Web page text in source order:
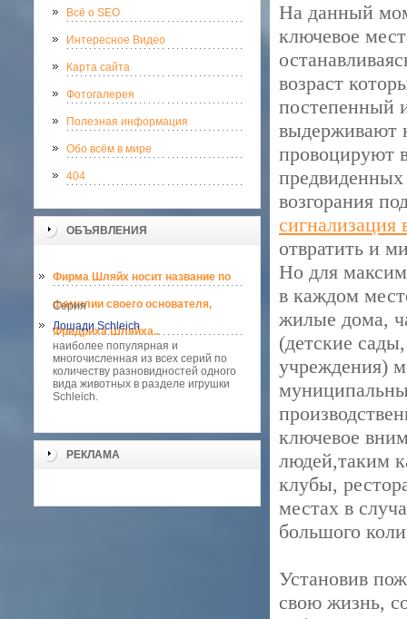
Всё о SEO
Интересное Видео
Карта сайта
Фотогалерея
Полезная информация
Обо всём в мире
404
ОБЪЯВЛЕНИЯ
Фирма Шляйх носит название по
фамилии своего основателя,
Фридриха Шляйха..
Серия
Лошади Schleich
наиболее популярная и
многочисленная из всех серий по
количеству разновидностей одного
вида животных в разделе игрушки
Schleich.
РЕКЛАМА
На данный
ключевое
возраст
постепенный
выдерживают
провоцируют
предвиденных
возгорания
сигнализация
отвратить и
Но для
в каждом
жилые дома,
(детские
учреждения)
ключевое
людей,таким
клубы,
местах в
большого
Установив
свою жизнь,